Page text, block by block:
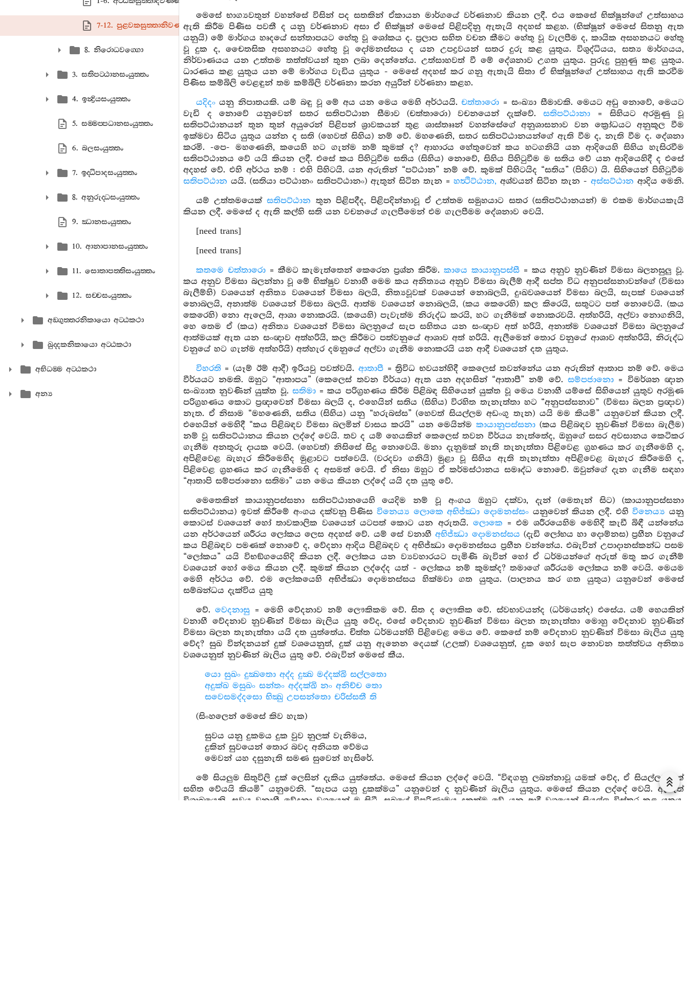
7-12. පුළවකසුත‍්තානිවණ‍්ණනා
8. නිරොධවග‍්ගො
3. සතිපට‍්ඨානසංයුත‍්තං
4. ඉන්‍ද්‍රියසංයුත‍්තං
5. සම‍්මප‍්පධානසංයුත‍්තං
6. බලසංයුත‍්තං
7. ඉද‍්ධිපාදසංයුත‍්තං
8. අනුරුද‍්ධසංයුත‍්තං
9. ඣානසංයුත‍්තං
10. ආනාපානසංයුත‍්තං
11. සොතාපත‍්තිසංයුත‍්තං
12. සච‍්චසංයුත‍්තං
අඞ‍්ගුත‍්තරනිකායො අට‍්ඨකථා
ඛුද‍්දකනිකායො අට‍්ඨකථා
අභිධම‍්ම අට‍්ඨකථා
අන්‍ය
මෙසේ භාග්‍යවතුන් වහන්සේ විසින් පද සතකින් ඒකායන මාර්ගයේ වර්ණනාව කියන ලදී. එය කෙසේ භික්ෂූන්ගේ උත්සාහය
ඇති කිරීම පිණිස පවතී ද යනු වර්ණනාව අසා ඒ භික්ෂූන් මෙසේ පිළිපදිනු ඇතැයි අදහස් කළහ. (භික්ෂූන් මෙසේ සිතනු ඇත
යනුයි) මේ මාර්ගය හෘදයේ සන්තාපයට හේතු වූ ශෝකය ද. ප්‍රලාප සහිත වචන කීමට හේතු වූ වැලපීම ද, කායික අසහනයට හේතු
වූ දුක ද, චෛතසික අසහනයට හේතු වූ දෝමනස්සය ද යන උපද්‍රවයන් සතර දුරු කළ යුතුය. විශුද්ධියය, සත්‍ය මාර්ගයය,
නිර්වාණයය යන උත්තම තත්ත්වයන් තුන ලබා දෙන්නේය. උත්සාහවත් වී මේ දේශනාව උගත යුතුය. පුරුදු පුහුණු කළ යුතුය.
ධාරණය කළ යුතුය යන මේ මාර්ගය වැඩිය යුතුය - මෙසේ අදහස් කර ගනු ඇතැයි සිතා ඒ භික්ෂූන්ගේ උත්සාහය ඇති කරවීම
පිණිස කම්බිලි වෙළඳුන් තම කම්බිලි වර්ණනා කරන අයුරින් වර්ණනා කළහ.
යදිදංයනු නිපාතයකි. යම් බඳු වූ මේ අය යන මෙය මෙහි අර්ථයයි.චත්තාරො = සංඛ්‍යා සීමාවකි. මෙයට අඩු නොවේ, මෙයට
වැඩි ද නොවේ යනුවෙන් සතර සතිපට්ඨාන සීමාව (චත්තාරො) වචනයෙන් දැක්වේ.සතිපට්ඨානා = සිහියට අරමුණු වූ
සතිපට්ඨානයන් තුන තුන් අයුරෙන් පිළිපන් ශ්‍රාවකයන් තුළ ශාස්තෲන් වහන්සේගේ අනුශාසනාව වන ක්‍රෝධයට අනුකූල වීම
ඉක්මවා සිටිය යුතුය යන්න ද සති (හෙවත් සිහිය) නම් වේ. මහණෙනි, සතර සතිපට්ඨානයන්ගේ ඇති වීම ද, නැති වීම ද. දේශනා
කරමි. -පෙ- මහණෙනි, කයෙහි හට ගැන්ම නම් කුමක් ද? ආහාරය හේතුවෙන් කය හටගනියි යන ආදියෙහි සිහිය හැසිරවීම
සතිපට්ඨානය වේ යයි කියන ලදී. එසේ කය පිහිටුවීම සතිය (සිහිය) නොවේ, සිහිය පිහිටුවීම ම සතිය වේ යන ආදියෙහිදී ද එසේ
අදහස් වේ. එහි අර්ථය නම් : එහි පිහිටයි. යන අරුතින් “පට්ඨාන” නම් වේ. කුමක් පිහිටයිද “සතිය” (පිහිට) යි. සිහියෙන් පිහිටුවීම
සතිපට්ඨාන යයි. (සතියා පට්ඨානං සතිපට්ඨානං) ඇතුන් සිටින තැන = හත්‍ථිට්ඨාන, අශ්වයන් සිටින තැන - අස්සට්ඨාන ආදිය මෙනි.
යම් උත්තමයෙක්සතිපට්ඨාන තුන පිළිපදීද, පිළිපදින්නාවූ ඒ උත්තම සමුහයාට සතර (සතිපට්ඨානයන්) ම එකම මාර්ගයකැයි
කියන ලදී. මෙසේ ද ඇති කල්හි සති යන වචනයේ ගැලපීමෙන් එම ගැලපීමම දේශනාව වෙයි.
[need trans]
[need trans]
කතමෙ චත්තාරො= කීමට කැමැත්තෙන් කෙරෙන ප්‍රශ්න කිරීම.කායෙ කායානුපස්සී = කය අනුව නුවණින් විමසා බලනසුලු වූ.
කය අනුව විමසා බලන්නා වූ මේ භික්ෂුව වනාහී මෙම කය අනිත්‍යය අනුව විමසා බැලීම් ආදී සප්ත විධ අනුපස්සනාවන්ගේ (විමසා
බැලීම්හි) වශයෙන් අනිත්‍ය වශයෙන් විමසා බලයි, නිත්‍යවූවක් වශයෙන් නොබලයි, දුඃඛවශයෙන් විමසා බලයි, සැපක් වශයෙන්
නොබලයි, අනාත්ම වශයෙන් විමසා බලයි. ආත්ම වශයෙන් නොබලයි, (කය කෙරෙහි) කල කිරෙයි, සතුටට පත් නොවෙයි. (කය
කෙරෙහි) නො ඇලෙයි, ආශා නොකරයි. (කයෙහි) පැවැත්ම නිරුද්ධ කරයි, හට ගැනීමක් නොකරවයි. අත්හරියි, අල්වා නොගනියි,
හෙ තෙම ඒ (කය) අනිත්‍ය වශයෙන් විමසා බලනුයේ සැප සහිතය යන සංඥාව අත් හරියි, අනාත්ම වශයෙන් විමසා බලනුයේ
ආත්මයක් ඇත යන සංඥාව අත්හරියි, කල කිරීමට පත්වනුයේ ආශාව අත් හරියි. ඇලීමෙන් තොර වනුයේ ආශාව අත්හරියි, නිරුද්ධ
වනුයේ හට ගැන්ම අත්හරියි) අත්හැර දමනුයේ අල්වා ගැනීම නොකරයි යන ආදී වශයෙන් දත යුතුය.
විහරති = (යෑම් ඊම් ආදී) ඉරියවු පවත්වයි. ආතාපී= ත්‍රිවිධ භවයන්හිදී කෙලෙස් තවන්නේය යන අරුතින් ආතාප නම් වේ. මෙය
වීර්යයට නමකි. ඔහුට “ආතාපය” (කෙලෙස් තවන වීර්යය) ඇත යන අදහසින් “ආතාපී” නම් වේ.සම්පජානො = විමර්ශන ඥාන
සංඛ්‍යාත නුවණින් යුක්ත වූ. සතිමා= කය පරිග්‍රහණය කිරීම පිළිබඳ සිහියෙන් යුක්ත වූ මෙය වනාහී යම්සේ සිහියෙන් යුතුව අරමුණ
පරිග්‍රහණය කොට ප්‍රඥාවෙන් විමසා බලයි ද, එහෙයින් සතිය (සිහිය) විරහිත තැනැත්තා හට “අනුපස්සනාව” (විමසා බලන ප්‍රඥාව)
නැත. ඒ නිසාම “මහණෙනි, සතිය (සිහිය) යනු “හරුබස්ස” (හෙවත් සියල්ලම අඩංගු තැන) යයි මම කියමි” යනුවෙන් කියන ලදී.
එහෙයින් මෙහිදී “කය පිළිබඳව විමසා බලමින් වාසය කරයි” යන මෙයින්ම කායානුපස්සනා(කය පිළිබඳව නුවණින් විමසා බැලීම)
නම් වූ සතිපට්ඨානය කියන ලද්දේ වෙයි. තව ද යම් හෙයකින් කෙලෙස් තවන වීර්යය නැත්තේද, ඔහුගේ සසර අවසානය කෙටිකර
ගැනීම අනතුරු දායක වෙයි. (හෙවත්) නිසිසේ සිදු නොවෙයි. මනා දැනුමක් නැති තැනැත්තා පිළිවෙළ ග්‍රහණය කර ගැනීමෙහි ද,
අපිළිවෙළ බැහැර කිරීමෙහිද මුළාවට පත්වෙයි. (වරදවා ගනියි) මුළා වූ සිහිය ඇති තැනැත්තා අපිළිවෙළ බැහැර කිරීමෙහි ද,
පිළිවෙළ ග්‍රහණය කර ගැනීමෙහි ද අසමත් වෙයි. ඒ නිසා ඔහුට ඒ කර්මස්ථානය සමෘද්ධ නොවේ. ඔවුන්ගේ දැන ගැනීම සඳහා
“ආතාපි සම්පජානො සතිමා” යන මෙය කියන ලද්දේ යයි දත යුතු වේ.
මෙතෙකින් කායානුපස්සනා සතිපට්ඨානයෙහි යෙදිම නම් වූ අංගය ඔහුට දක්වා, දැන් (මෙතැන් සිට) (කායානුපස්සනා
සතිපට්ඨානය) ඉවත් කිරීමේ අංගය දක්වනු පිණිස විනෙය්‍ය ලොකෙ අභිජ්ඣා දොමනස්සං යනුවෙන් කියන ලදී. එහිවිනෙය්‍ය යනු
කොටස් වශයෙන් හෝ තාවකාලික වශයෙන් යටපත් කොට යන අරුතයි. ලොකෙ = එම ශරීරයෙහිම මෙහිදී කැඩී බිඳී යන්නේය
යන අර්ථයෙන් ශරීරය ලෝකය ලෙස අදහස් වේ. යම් සේ වනාහීඅභිජ්ඣා දොමනස්සය (දැඩි ලෝභය හා දොම්නස) ප්‍රහීන වනුයේ
කය පිළිබඳව පමණක් නොවේ ද, වේදනා ආදිය පිළිබඳව ද අභිජ්ඣා දොමනස්සය ප්‍රහීන වන්නේය. එබැවින් උපාදානස්කන්ධ පසම
“ලෝකය” යයි විභඞ්ගයෙහිදි කියන ලදී. ලෝකය යන ව්‍යවහාරයට පැමිණි බැවින් හෝ ඒ ධර්මයන්ගේ අරුත් මතු කර ගැනීම්
වශයෙන් හෝ මෙය කියන ලදී. කුමක් කියන ලද්දේද යත් - ලෝකය නම් කුමක්ද? තමාගේ ශරීරයම ලෝකය නම් වෙයි. මෙයම
මෙහි අර්ථය වේ. එම ලෝකයෙහි අභිජ්ඣා දොමනස්සය හික්මවා ගත යුතුය. (පාලනය කර ගත යුතුය) යනුවෙන් මෙසේ
සම්බන්ධය දැක්විය යුතු
වේ.වෙදනාසු = මෙහි වේදනාව නම් ලෞකිකම වේ. සිත ද ලෞකික වේ. ස්වභාවයන්ද (ධර්මයන්ද) එසේය. යම් හෙයකින්
වනාහී වේදනාව නුවණින් විමසා බැලිය යුතු වේද, එසේ වේදනාව නුවණින් විමසා බලන තැනැත්තා මොහු වේදනාව නුවණින්
විමසා බලන තැනැත්තා යයි දත යුත්තේය. චිත්ත ධර්මයන්හි පිළිවෙළ මෙය වේ. කෙසේ නම් වේදනාව නුවණින් විමසා බැලිය යුතු
වේද? සුඛ වින්දනයන් දුක් වශයෙනුත්, දුක් යනු ඇනෙන දෙයක් (උලක්) වශයෙනුත්, දුක හෝ සැප නොවන තත්ත්වය අනිත්‍ය
වශයෙනුත් නුවණින් බැලිය යුතු වේ. එබැවින් මෙසේ කීය.
යො සුඛං දුක්‍ඛතො අද්ද දුක්‍ඛ මද්දක්ඛි සල්ලතො
අදුක්ඛ මසුඛං සන්තං අද්දක්ඛි නං අනිච්ච තො
සවෙසමද්දසො භික්‍ඛු උපසන්තො චරිස්සතී ති
(සිංහලෙන් මෙසේ කිව හැක)
සුවය යනු දුකමය දුක වුව නුලක් වැනිමය,
දුකින් සුවයෙන් තොර බවද අනියත වේමය
මෙවන් යහ දසුනැති සමණ සුවෙන් හැසිරේ.
මේ සියලුම සිතුවිලි දුක් ලෙසින් දැකිය යුත්තේය. මෙසේ කියන ලද්දේ වෙයි. “විඳගනු ලබන්නාවූ යමක් වේද, ඒ සියල්ලම දුක්
සහිත වේයයි කියමි” යනුවෙනි. “සැපය යනු දුකක්මය” යනුවෙන් ද නුවණින් බැලිය යුතුය. මෙසේ කියන ලද්දේ වෙයි. ඇවැත්
විශාඛයෙනි. සුවය වනාහී වේදනා වශයෙන් ම සිටී. සුඛයේ විපරිණාමය දුකක්ම වේ යන ආදී වශයෙන් සියල්ල විස්තර කළ යුතුය.